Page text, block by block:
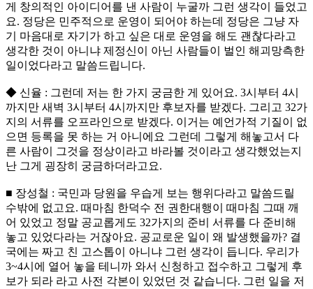
게 창의적인 아이디어를 낸 사람이 누굴까 그런 생각이 들었고
요. 정당은 민주적으로 운영이 되어야 하는데 정당은 그냥 자
기 마음대로 자기가 하고 싶은 대로 운영을 해도 괜찮다라고
생각한 것이 아니냐 제정신이 아닌 사람들이 벌인 해괴망측한
일이었다라고 말씀드립니다.
◆ 신율 : 그런데 저는 한 가지 궁금한 게 있어요. 3시부터 4시
까지만 새벽 3시부터 4시까지만 후보자를 받겠다. 그리고 32가
지의 서류를 오프라인으로 받겠다. 이거는 예언가적 기질이 없
으면 등록을 못 하는 거 아니에요 그런데 그렇게 해놓고서 다
른 사람이 그것을 정상이라고 바라볼 것이라고 생각했었는지
난 그게 굉장히 궁금하더라고요.
■ 장성철 : 국민과 당원을 우습게 보는 행위다라고 말씀드릴
수밖에 없고요. 때마침 한덕수 전 권한대행이 때마침 그때 깨
어 있었고 정말 공교롭게도 32가지의 준비 서류를 다 준비해
놓고 있었다라는 거잖아요. 공교로운 일이 왜 발생했을까? 결
국에는 짜고 친 고스톱이 아니냐 그런 생각이 듭니다. 우리가
3~4시에 열어 놓을 테니까 와서 신청하고 접수하고 그렇게 후
보가 되라 라고 사전 각본이 있었던 것 같습니다. 그런 일을 저